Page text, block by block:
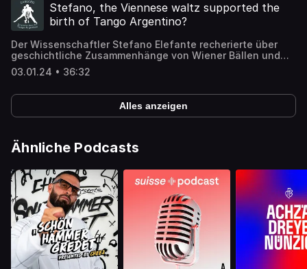
Stefano, the Viennese waltz supported the
birth of Tango Argentino?
Der Wissenschaftler Stefano Elefante recherierte über
geschichtliche Zusammenhänge von Wiener Bällen und
Tango Argentino.
03.01.24 • 36:32
Alles anzeigen
Ähnliche Podcasts